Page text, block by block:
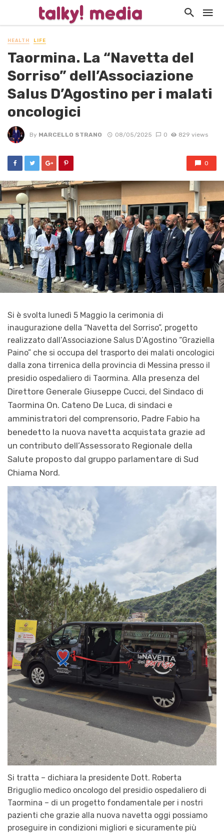
HEALTH LIFE
Taormina. La “Navetta del
Sorriso” dell’Associazione
Salus D’Agostino per i malati
oncologici
By MARCELLO STRANO 08/05/2025 0 829 views
0
Si è svolta lunedì 5 Maggio la cerimonia di
inaugurazione della “Navetta del Sorriso”, progetto
realizzato dall’Associazione Salus D’Agostino “Graziella
Paino” che si occupa del trasporto dei malati oncologici
dalla zona tirrenica della provincia di Messina presso il
presidio ospedaliero di Taormina. Alla presenza del
Direttore Generale Giuseppe Cucci, del Sindaco di
Taormina On. Cateno De Luca, di sindaci e
amministratori del comprensorio, Padre Fabio ha
benedetto la nuova navetta acquistata grazie ad
un contributo dell’Assessorato Regionale della
Salute proposto dal gruppo parlamentare di Sud
Chiama Nord.
Si tratta – dichiara la presidente Dott. Roberta
Briguglio medico oncologo del presidio ospedaliero di
Taormina – di un progetto fondamentale per i nostri
pazienti che grazie alla nuova navetta oggi possiamo
proseguire in condizioni migliori e sicuramente più